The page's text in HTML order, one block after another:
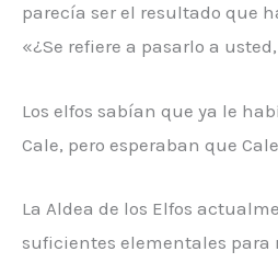
parecía ser el resultado que
«¿Se refiere a pasarlo a
Los elfos sabían que ya le
Cale, pero esperaban que
La Aldea de los Elfos
suficientes elementales para